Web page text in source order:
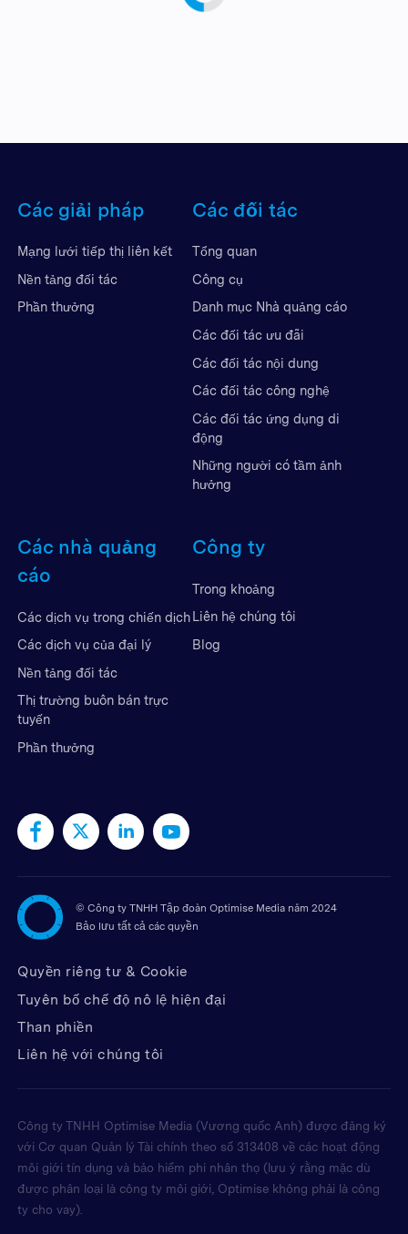
Các giải pháp
Mạng lưới tiếp thị liên kết
Nền tảng đối tác
Phần thưởng
Các đối tác
Tổng quan
Công cụ
Danh mục Nhà quảng cáo
Các đối tác ưu đãi
Các đối tác nội dung
Các đối tác công nghệ
Các đối tác ứng dụng di
động
Những người có tầm ảnh
hưởng
Các nhà quảng
cáo
Các dịch vụ trong chiến dịch
Các dịch vụ của đại lý
Nền tảng đối tác
Thị trường buôn bán trực
tuyến
Phần thưởng
Công ty
Trong khoảng
Liên hệ chúng tôi
Blog
© Công ty TNHH Tập đoàn Optimise Media năm 2024
Bảo lưu tất cả các quyền
Quyền riêng tư & Cookie
Tuyên bố chế độ nô lệ hiện đại
Than phiền
Liên hệ với chúng tôi
Công ty TNHH Optimise Media (Vương quốc Anh) được đăng ký
với Cơ quan Quản lý Tài chính theo số 313408 về các hoạt động
môi giới tín dụng và bảo hiểm phi nhân thọ (lưu ý rằng mặc dù
được phân loại là công ty môi giới, Optimise không phải là công
ty cho vay).